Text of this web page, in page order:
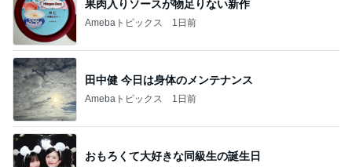
果肉入りソースが物足りない新作
Amebaトピックス 1日前
田中健 今日は身体のメンテナンス
Amebaトピックス 1日前
おもろくて大好きな同級生の誕生日